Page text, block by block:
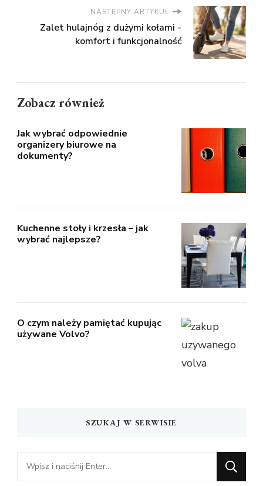
NASTĘPNY ARTYKUŁ
Zalet hulajnóg z dużymi kołami -
komfort i funkcjonalność
Zobacz również
Jak wybrać odpowiednie
organizery biurowe na
dokumenty?
Kuchenne stoły i krzesła – jak
wybrać najlepsze?
O czym należy pamiętać kupując
używane Volvo?
SZUKAJ W SERWISIE
Szukasz
czegoś?